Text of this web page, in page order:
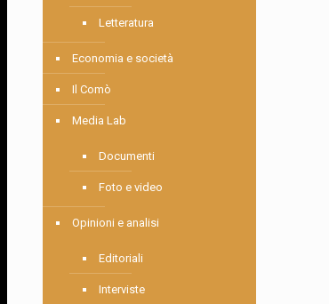
Letteratura
Economia e società
Il Comò
Media Lab
Documenti
Foto e video
Opinioni e analisi
Editoriali
Interviste